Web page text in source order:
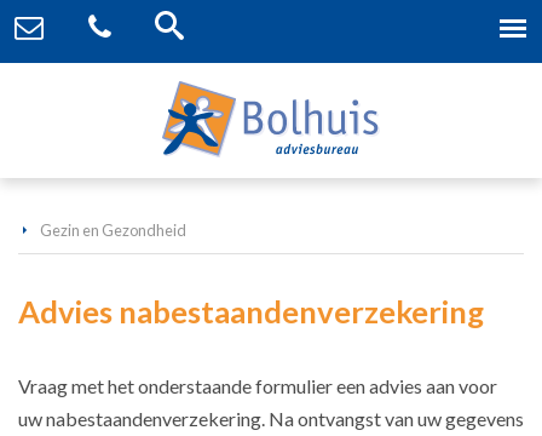
Gezin en Gezondheid
Advies nabestaandenverzekering
Vraag met het onderstaande formulier een advies aan voor
uw nabestaandenverzekering. Na ontvangst van uw gegevens